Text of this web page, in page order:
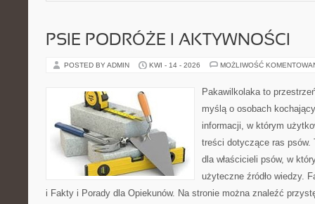
PSIE PODRÓŻE I AKTYWNOŚCI
POSTED BY ADMIN KWI - 14 - 2026 MOŻLIWOŚĆ
Pakawilkolaka to
myślą o osobach
informacji, w którym
treści dotyczące ras psów.
dla właścicieli psów, w
użyteczne źródło wiedzy.
i Fakty i Porady dla Opiekunów. Na stronie można znaleźć